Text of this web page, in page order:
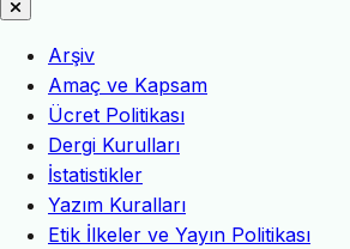
Arşiv
Amaç ve Kapsam
Ücret Politikası
Dergi Kurulları
İstatistikler
Yazım Kuralları
Etik İlkeler ve Yayın Politikası